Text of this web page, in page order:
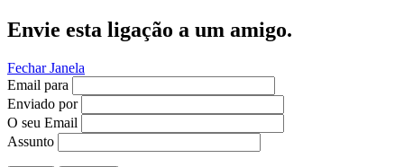
Envie esta ligação a um amigo.
Fechar Janela
Email para
Enviado por
O seu Email
Assunto